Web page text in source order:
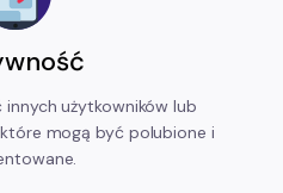
użytkowników lub
mogą być polubione i